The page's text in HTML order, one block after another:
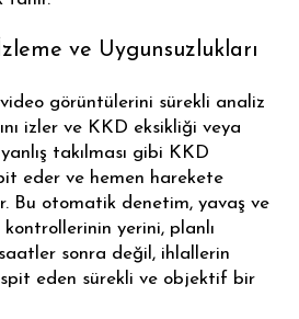
ve Uygunsuzlukları
görüntülerini sürekli analiz
izler ve KKD eksikliği veya
takılması gibi KKD
eder ve hemen harekete
Bu otomatik denetim, yavaş ve
yerini, planlı
sonra değil, ihlallerin
eden sürekli ve objektif bir